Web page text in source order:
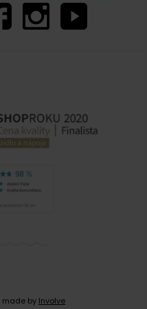
made by Involve